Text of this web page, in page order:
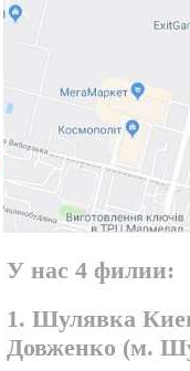
У нас 4 филии:
1. Шулявка
Довженко (м.